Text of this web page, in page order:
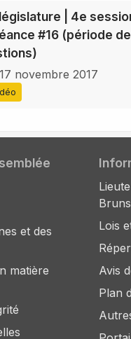
| 4e
#16 (période
novembre 2017
et des
matière
Lois
Avis
Plan